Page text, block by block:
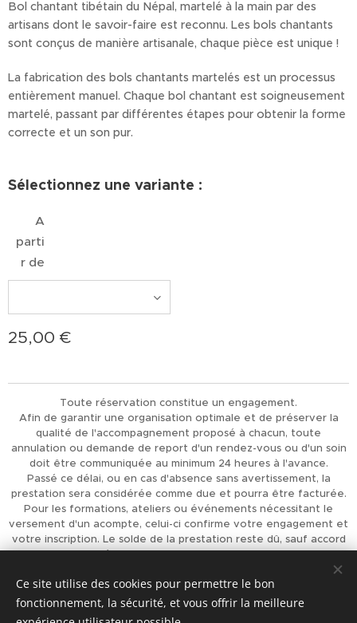
Bol chantant tibétain du Népal, martelé à la main par des
artisans dont le savoir-faire est reconnu. Les bols chantants
sont conçus de manière artisanale, chaque pièce est unique !
La fabrication des bols chantants martelés est un processus
entièrement manuel. Chaque bol chantant est soigneusement
martelé, passant par différentes étapes pour obtenir la forme
correcte et un son pur.
Sélectionnez une variante :
A
parti
r de
25,00 €
Toute réservation constitue un engagement.
Afin de garantir une organisation optimale et de préserver la
qualité de l'accompagnement proposé à chacun, toute
annulation ou demande de report d'un rendez-vous ou d'un soin
doit être communiquée au minimum 24 heures à l'avance.
Passé ce délai, ou en cas d'absence sans avertissement, la
prestation sera considérée comme due et pourra être facturée.
Pour les formations, ateliers ou événements nécessitant le
versement d'un acompte, celui-ci confirme votre engagement et
votre inscription. Le solde de la prestation reste dû, sauf accord
préalable de L'Univers d'Achaiah.
permettent d'offrir à chacun un accompagnement de qualité.
Optimisé parWebnode Cookies
Ce site utilise des cookies pour permettre le bon
fonctionnement, la sécurité, et vous offrir la meilleure